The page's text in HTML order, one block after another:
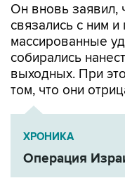
Он вновь заявил,
связались с ним
массированные
собирались
выходных. При
том, что они
ХРОНИКА
Операция